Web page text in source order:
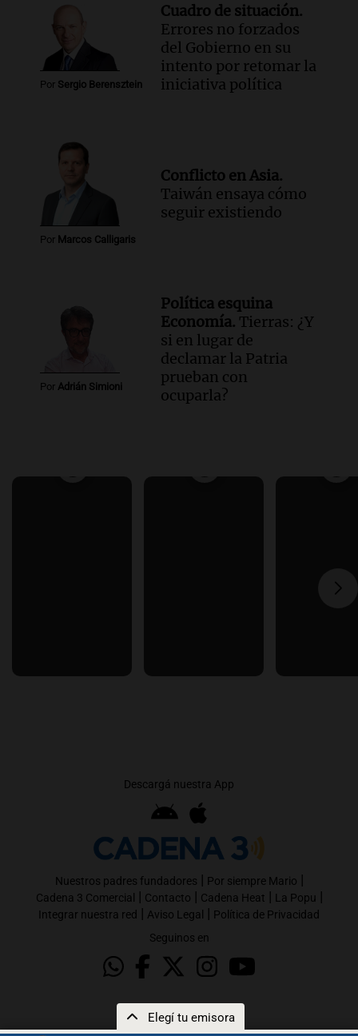
Elegí tu emisora
Por Sergio Berensztein
Cuadro de situación.
Errores no forzados
del Gobierno en su
intento por retomar la
iniciativa política
Por Marcos Calligaris
Conflicto en Asia.
Taiwán ensaya cómo
seguir existiendo
Por Adrián Simioni
Política esquina
Economía. Tierras: ¿Y
si en lugar de
declamar la Patria
prueban con
ocuparla?
Descargá nuestra App
Nuestros padres fundadores | Por siempre Mario |
Cadena 3 Comercial | Contacto | Cadena Heat | La Popu |
Integrar nuestra red | Aviso Legal | Política de Privacidad
Seguinos en